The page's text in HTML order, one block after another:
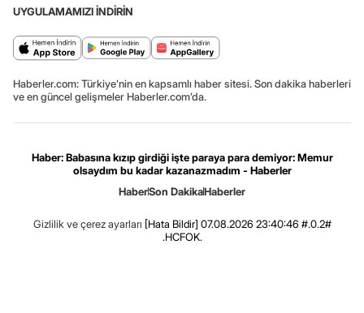
UYGULAMAMIZI İNDİRİN
Haberler.com: Türkiye’nin en kapsamlı haber sitesi. Son dakika haberleri
ve en güncel gelişmeler Haberler.com’da.
Haber: Babasına kızıp girdiği işte paraya para demiyor: Memur
olsaydım bu kadar kazanazmadım - Haberler
HaberSon DakikaHaberler
Gizlilik ve çerez ayarları [Hata Bildir] 07.08.2026 23:40:46 #.0.2#
.HCFOK.